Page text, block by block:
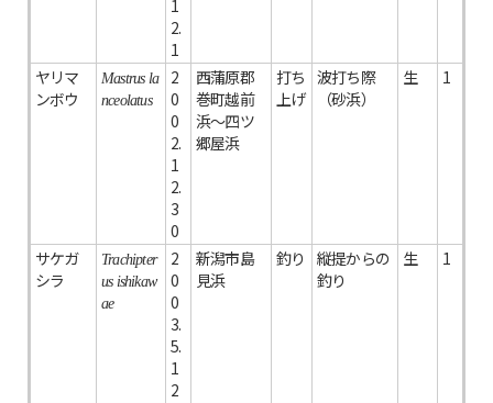
1
2.
1
ヤリマ
ンボウ
Mastrus la
nceolatus
2
0
0
2.
1
2.
3
0
西蒲原郡
巻町越前
浜～四ツ
郷屋浜
打ち
上げ
波打ち際
（砂浜）
生 1
サケガ
シラ
Trachipter
us ishikaw
ae
2
0
0
3.
5.
1
2
新潟市島
見浜
釣り
縦提からの
釣り
生 1